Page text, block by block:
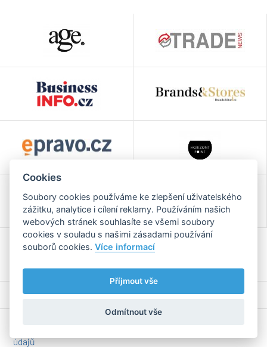
údajů
Cookies
Soubory cookies používáme ke zlepšení uživatelského
zážitku, analytice i cílení reklamy. Používáním našich
webových stránek souhlasíte se všemi soubory
cookies v souladu s našimi zásadami používání
souborů cookies.Více informací
Příjmout vše
Odmítnout vše